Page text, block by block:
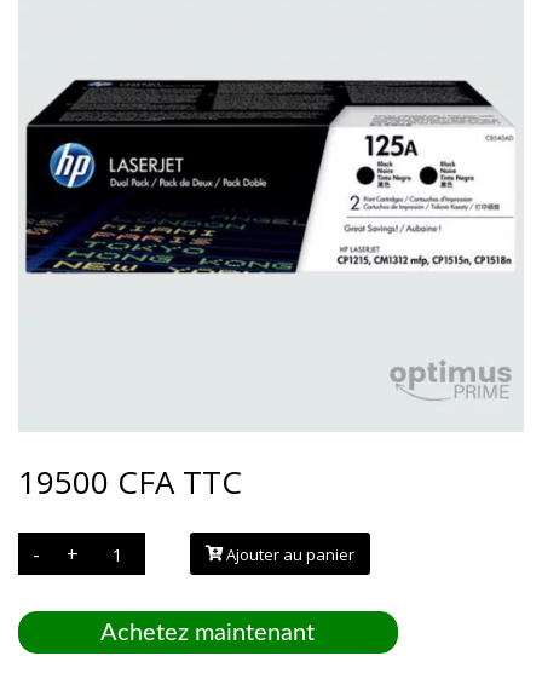
19500 CFA TTC
-
quantité
Toner
125A
DUAL
PACK
NOIR
+ Ajouter au panier
Achetez maintenant